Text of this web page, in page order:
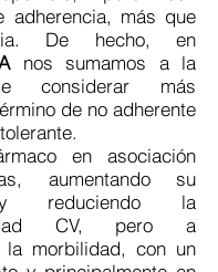
adherencia, más que
De hecho, en
nos sumamos a la
considerar más
de no adherente
en asociación
aumentando su
reduciendo la
CV, pero a
la morbilidad, con un